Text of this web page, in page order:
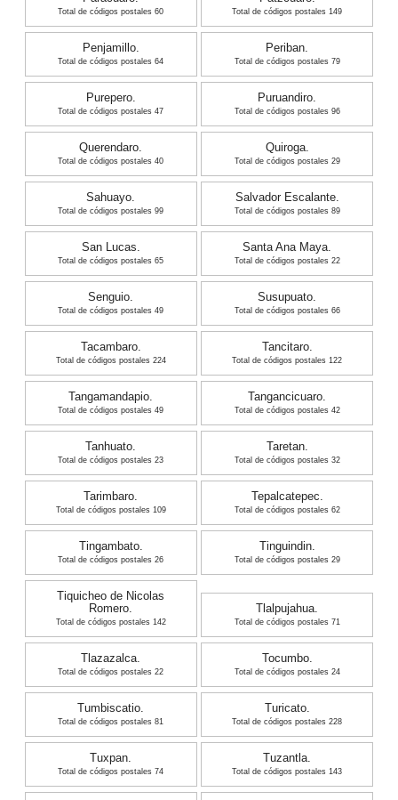
Total de códigos postales 60 Total de códigos postales 149
Penjamillo.
Total de códigos postales 64
Periban.
Total de códigos postales 79
Purepero.
Total de códigos postales 47
Puruandiro.
Total de códigos postales 96
Querendaro.
Total de códigos postales 40
Quiroga.
Total de códigos postales 29
Sahuayo.
Total de códigos postales 99
Salvador Escalante.
Total de códigos postales 89
San Lucas.
Total de códigos postales 65
Santa Ana Maya.
Total de códigos postales 22
Senguio.
Total de códigos postales 49
Susupuato.
Total de códigos postales 66
Tacambaro.
Total de códigos postales 224
Tancitaro.
Total de códigos postales 122
Tangamandapio.
Total de códigos postales 49
Tangancicuaro.
Total de códigos postales 42
Tanhuato.
Total de códigos postales 23
Taretan.
Total de códigos postales 32
Tarimbaro.
Total de códigos postales 109
Tepalcatepec.
Total de códigos postales 62
Tingambato.
Total de códigos postales 26
Tinguindin.
Total de códigos postales 29
Tiquicheo de Nicolas
Romero.
Total de códigos postales 142
Tlalpujahua.
Total de códigos postales 71
Tlazazalca.
Total de códigos postales 22
Tocumbo.
Total de códigos postales 24
Tumbiscatio.
Total de códigos postales 81
Turicato.
Total de códigos postales 228
Tuxpan.
Total de códigos postales 74
Tuzantla.
Total de códigos postales 143